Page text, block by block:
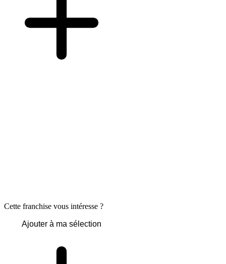
Cette franchise vous intéresse ?
Ajouter à ma sélection